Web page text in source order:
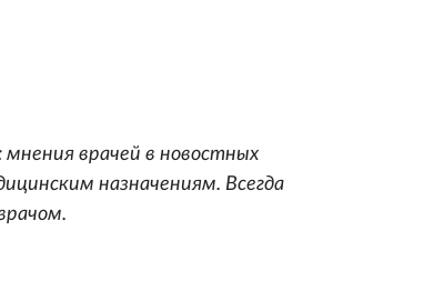
врачей в новостных
назначениям. Всегда